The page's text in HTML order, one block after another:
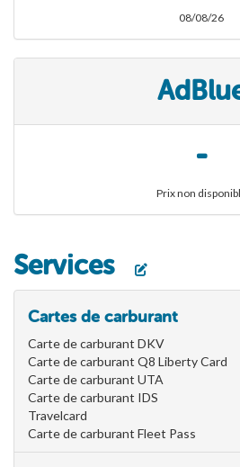
08/08/26
-
Prix non
Services
Cartes de carburant
Carte de carburant DKV
Carte de carburant Q8 Liberty Card
Carte de carburant UTA
Carte de carburant IDS
Travelcard
Carte de carburant Fleet Pass